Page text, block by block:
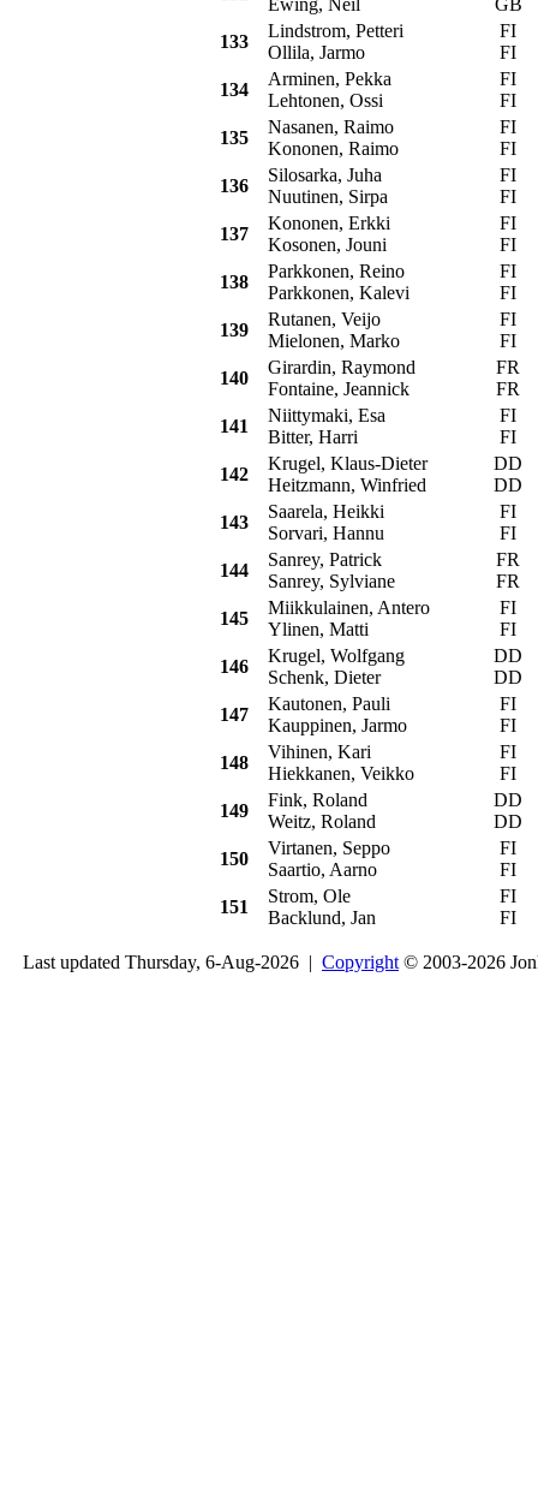
Ewing, Neil
GB
133
Lindstrom, Petteri
Ollila, Jarmo
FI
FI
134
Arminen, Pekka
Lehtonen, Ossi
FI
FI
135
Nasanen, Raimo
Kononen, Raimo
FI
FI
136
Silosarka, Juha
Nuutinen, Sirpa
FI
FI
137
Kononen, Erkki
Kosonen, Jouni
FI
FI
138
Parkkonen, Reino
Parkkonen, Kalevi
FI
FI
139
Rutanen, Veijo
Mielonen, Marko
FI
FI
140
Girardin, Raymond
Fontaine, Jeannick
FR
FR
141
Niittymaki, Esa
Bitter, Harri
FI
FI
142
Krugel, Klaus-Dieter
Heitzmann, Winfried
DD
DD
143
Saarela, Heikki
Sorvari, Hannu
FI
FI
144
Sanrey, Patrick
Sanrey, Sylviane
FR
FR
145
Miikkulainen, Antero
Ylinen, Matti
FI
FI
146
Krugel, Wolfgang
Schenk, Dieter
DD
DD
147
Kautonen, Pauli
Kauppinen, Jarmo
FI
FI
148
Vihinen, Kari
Hiekkanen, Veikko
FI
FI
149
Fink, Roland
Weitz, Roland
DD
DD
150
Virtanen, Seppo
Saartio, Aarno
FI
FI
151
Strom, Ole
Backlund, Jan
FI
FI
Last updated Thursday, 6-Aug-2026 | Copyright © 2003-2026